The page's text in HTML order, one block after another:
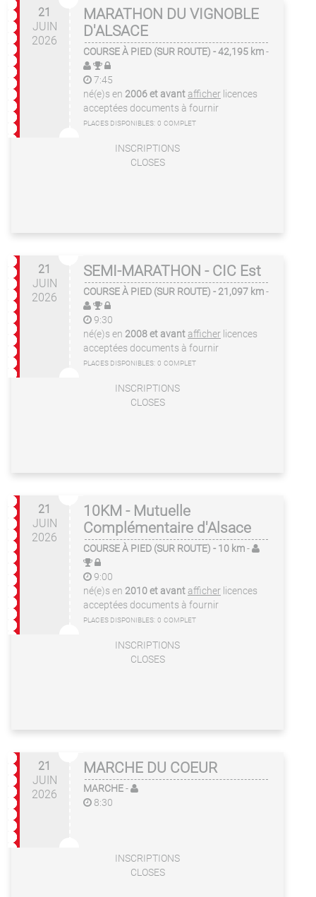
21
JUIN
2026
MARATHON DU VIGNOBLE
D'ALSACE
COURSE À PIED (SUR ROUTE) - 42,195 km-
7:45
né(e)s en 2006 et avantafficher licences
acceptées documents à fournir
PLACES DISPONIBLES: 0 COMPLET
INSCRIPTIONS
CLOSES
21
JUIN
2026
SEMI-MARATHON - CIC Est
COURSE À PIED (SUR ROUTE) - 21,097 km-
9:30
né(e)s en 2008 et avantafficher licences
acceptées documents à fournir
PLACES DISPONIBLES: 0 COMPLET
INSCRIPTIONS
CLOSES
21
JUIN
2026
10KM - Mutuelle
Complémentaire d'Alsace
COURSE À PIED (SUR ROUTE) - 10 km-
9:00
né(e)s en 2010 et avantafficher licences
acceptées documents à fournir
PLACES DISPONIBLES: 0 COMPLET
INSCRIPTIONS
CLOSES
21
JUIN
2026
MARCHE DU COEUR
MARCHE-
8:30
INSCRIPTIONS
CLOSES